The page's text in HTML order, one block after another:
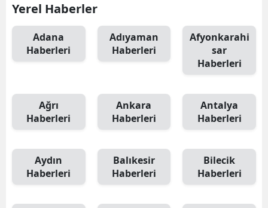
Yerel Haberler
Adana
Haberleri
Adıyaman
Haberleri
Afyonkarahi
sar
Haberleri
Ağrı
Haberleri
Ankara
Haberleri
Antalya
Haberleri
Aydın
Haberleri
Balıkesir
Haberleri
Bilecik
Haberleri